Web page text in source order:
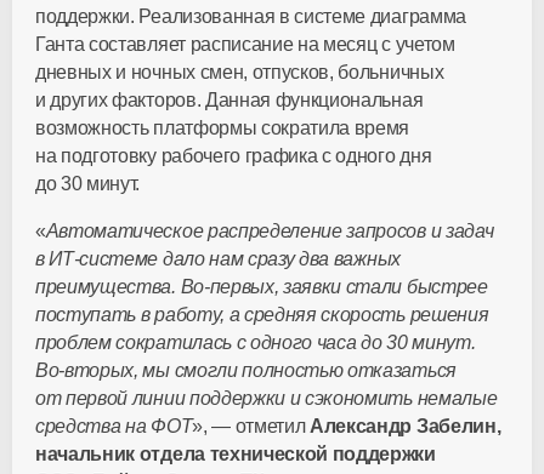
поддержки. Реализованная в системе диаграмма
Ганта составляет расписание на месяц с учетом
дневных и ночных смен, отпусков, больничных
и других факторов. Данная функциональная
возможность платформы сократила время
на подготовку рабочего графика с одного дня
до 30 минут.
«Автоматическое распределение запросов и задач
вИТ-системе дало нам сразу два важных
преимущества. Во-первых, заявки стали быстрее
поступать в работу, а средняя скорость решения
проблем сократилась с одного часа до 30 минут.
Во-вторых, мы смогли полностью отказаться
от первой линии поддержки и сэкономить немалые
средства на ФОТ», — отметил Александр Забелин,
начальник отдела технической поддержки